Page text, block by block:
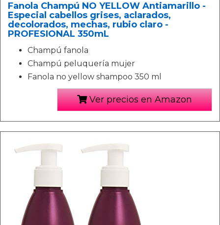
Fanola Champú NO YELLOW Antiamarillo -
Especial cabellos grises, aclarados,
decolorados, mechas, rubio claro -
PROFESIONAL 350mL
Champú fanola
Champú peluquería mujer
Fanola no yellow shampoo 350 ml
Ver precios en Amazon